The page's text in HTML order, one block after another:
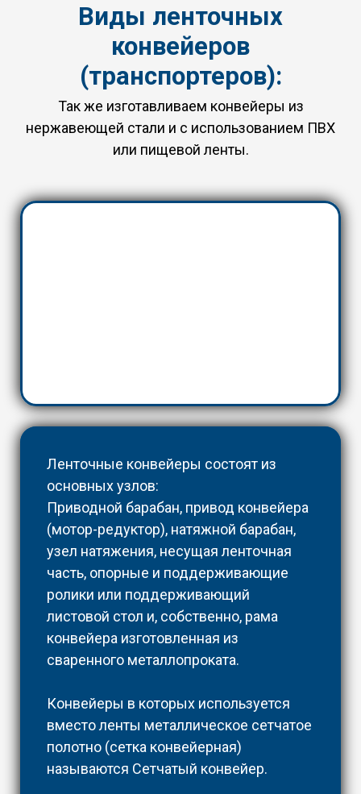
Виды ленточных
конвейеров
(транспортеров):
Так же изготавливаем конвейеры из
нержавеющей стали и с использованием ПВХ
или пищевой ленты.
Ленточные конвейеры состоят из
основных узлов:
Приводной барабан, привод конвейера
(мотор-редуктор), натяжной барабан,
узел натяжения, несущая ленточная
часть, опорные и поддерживающие
ролики или поддерживающий
листовой стол и, собственно, рама
конвейера изготовленная из
сваренного металлопроката.
Конвейеры в которых используется
вместо ленты металлическое сетчатое
полотно (сетка конвейерная)
называются Сетчатый конвейер.